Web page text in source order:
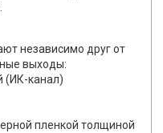
независимо друг от
выходы:
(ИК-канал)
пленкой толщиной